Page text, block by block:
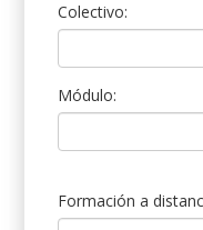
Colectivo:
Módulo:
Formación a